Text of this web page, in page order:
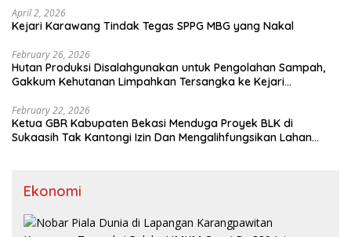
April 2, 2026
Kejari Karawang Tindak Tegas SPPG MBG yang Nakal
February 26, 2026
Hutan Produksi Disalahgunakan untuk Pengolahan Sampah,
Gakkum Kehutanan Limpahkan Tersangka ke Kejari
February 22, 2026
Ketua GBR Kabupaten Bekasi Menduga Proyek BLK di
Sukaasih Tak Kantongi Izin Dan Mengalihfungsikan Lahan
Ekonomi